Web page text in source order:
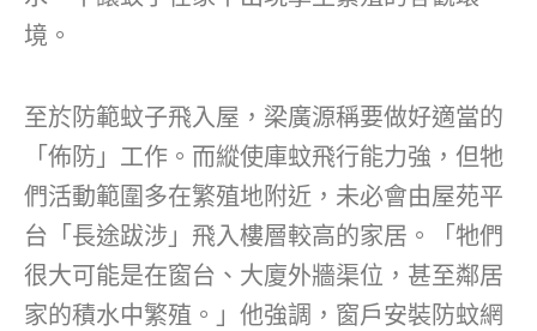
境。
至於防範蚊子飛入屋，梁廣源稱要做好適當的
「佈防」工作。而縱使庫蚊飛行能力強，但牠
們活動範圍多在繁殖地附近，未必會由屋苑平
台「長途跋涉」飛入樓層較高的家居。「牠們
很大可能是在窗台、大廈外牆渠位，甚至鄰居
家的積水中繁殖。」他強調，窗戶安裝防蚊網